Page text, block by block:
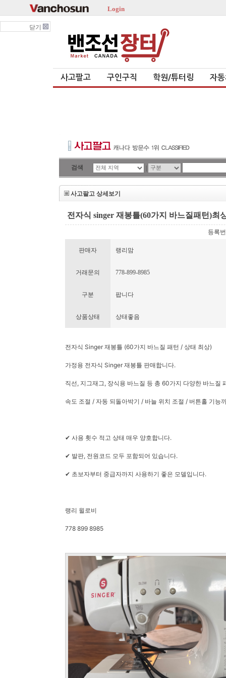
Login
닫기
사고팔고 구인구직 학원/튜터링 자
검색 |
사고팔고 상세보기
전자식 singer 재봉틀(60가지 바느질패턴)최
등록
판매자 랭리맘
거래문의 778-899-8985
구분 팝니다
상품상태 상태좋음
전자식 Singer 재봉틀 (60가지 바느질 패턴 / 상태 최상)
가정용 전자식 Singer 재봉틀 판매합니다.
직선, 지그재그, 장식용 바느질 등 총 60가지 다양한 바느질
속도 조절 / 자동 되돌아박기 / 바늘 위치 조절 / 버튼홀 기능
✔ 사용 횟수 적고 상태 매우 양호합니다.
✔ 발판, 전원코드 모두 포함되어 있습니다.
✔ 초보자부터 중급자까지 사용하기 좋은 모델입니다.
랭리 윌로비
778 899 8985